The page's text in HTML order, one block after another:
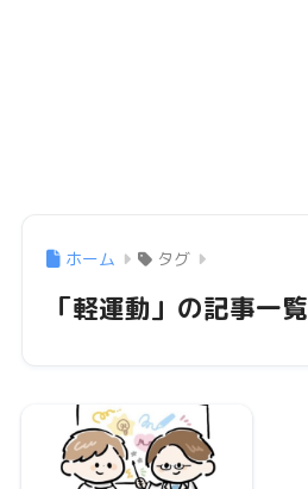
ホーム タグ
「軽運動」の記事一覧